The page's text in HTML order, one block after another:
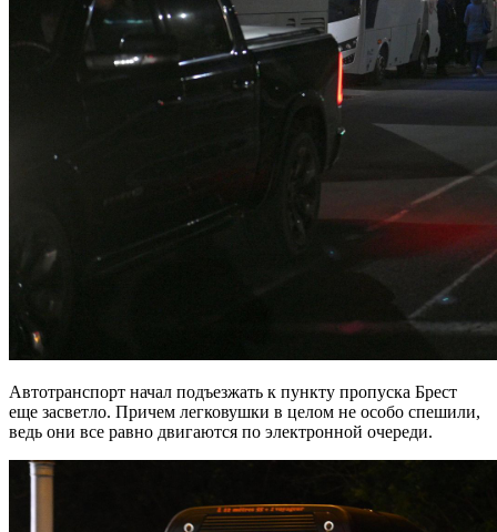
Автотранспорт начал подъезжать к пункту пропуска Брест
еще засветло. Причем легковушки в целом не особо спешили,
ведь они все равно двигаются по электронной очереди.